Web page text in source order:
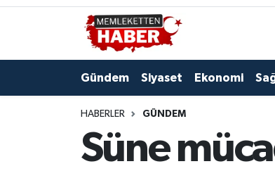
Gündem Siyaset Ekonomi
HABERLER GÜNDEM
Süne